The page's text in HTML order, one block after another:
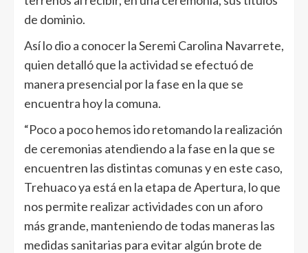
de dominio.
Así lo dio a conocer la Seremi Carolina Navarrete,
quien detalló que la actividad se efectuó de
manera presencial por la fase en la que se
encuentra hoy la comuna.
“Poco a poco hemos ido retomando la realización
de ceremonias atendiendo a la fase en la que se
encuentren las distintas comunas y en este caso,
Trehuaco ya está en la etapa de Apertura, lo que
nos permite realizar actividades con un aforo
más grande, manteniendo de todas maneras las
medidas sanitarias para evitar algún brote de